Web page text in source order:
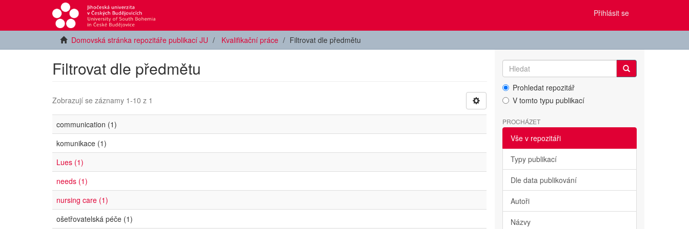
Přihlásit se
Domovská stránka repozitáře publikací JU Kvalifikační práce Filtrovat dle předmětu
Filtrovat dle předmětu
Zobrazují se záznamy 1-10 z 1
communication (1)
komunikace (1)
Lues (1)
needs (1)
nursing care (1)
ošetřovatelská péče (1)
Prohledat repozitář
V tomto typu publikací
PROCHÁZET
Vše v repozitáři
Typy publikací
Dle data publikování
Autoři
Názvy